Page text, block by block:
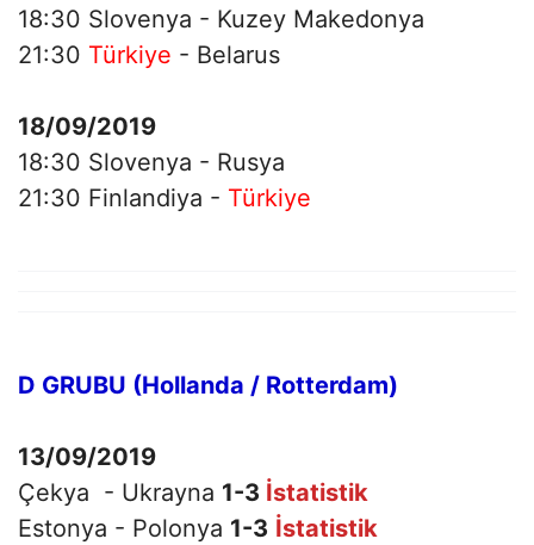
18:30 Slovenya - Kuzey Makedonya
21:30 Türkiye - Belarus
18/09/2019
18:30 Slovenya - Rusya
21:30 Finlandiya - Türkiye
D GRUBU (Hollanda / Rotterdam)
13/09/2019
Çekya - Ukrayna 1-3 İstatistik
Estonya - Polonya 1-3 İstatistik